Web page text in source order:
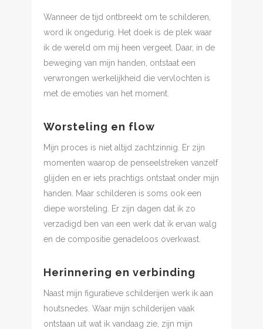
Wanneer de tijd ontbreekt om te schilderen,
word ik ongedurig. Het doek is de plek waar
ik de wereld om mij heen vergeet. Daar, in de
beweging van mijn handen, ontstaat een
verwrongen werkelijkheid die vervlochten is
met de emoties van het moment.
Worsteling en flow
Mijn proces is niet altijd zachtzinnig. Er zijn
momenten waarop de penseelstreken vanzelf
glijden en er iets prachtigs ontstaat onder mijn
handen. Maar schilderen is soms ook een
diepe worsteling. Er zijn dagen dat ik zo
verzadigd ben van een werk dat ik ervan walg
en de compositie genadeloos overkwast.
Herinnering en verbinding
Naast mijn figuratieve schilderijen werk ik aan
houtsnedes. Waar mijn schilderijen vaak
ontstaan uit wat ik vandaag zie, zijn mijn